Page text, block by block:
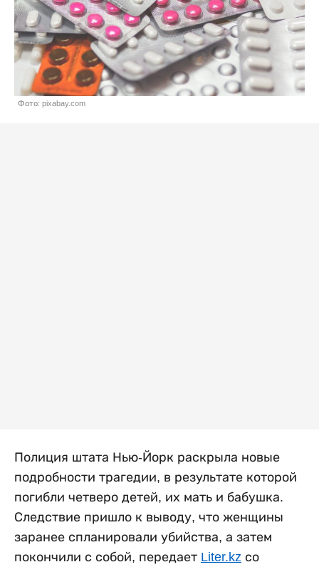
Фото: pixabay.com
Полиция штата Нью-Йорк раскрыла новые
подробности трагедии, в результате которой
погибли четверо детей, их мать и бабушка.
Следствие пришло к выводу, что женщины
заранее спланировали убийства, а затем
покончили с собой, передает Liter.kz со